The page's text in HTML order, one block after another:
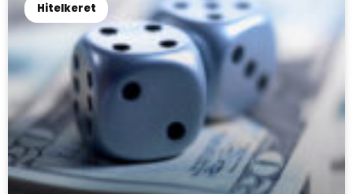
Hitelkeret